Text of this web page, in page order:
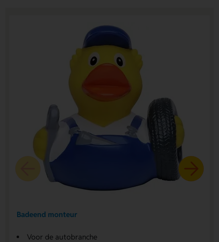
Badeend monteur
Voor de autobranche